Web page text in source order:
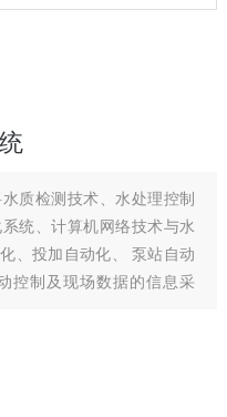
质检测技术、水处理控制
统、计算机网络技术与水
、投加自动化、 泵站自动
控制及现场数据的信息采
运行的安全、高效。